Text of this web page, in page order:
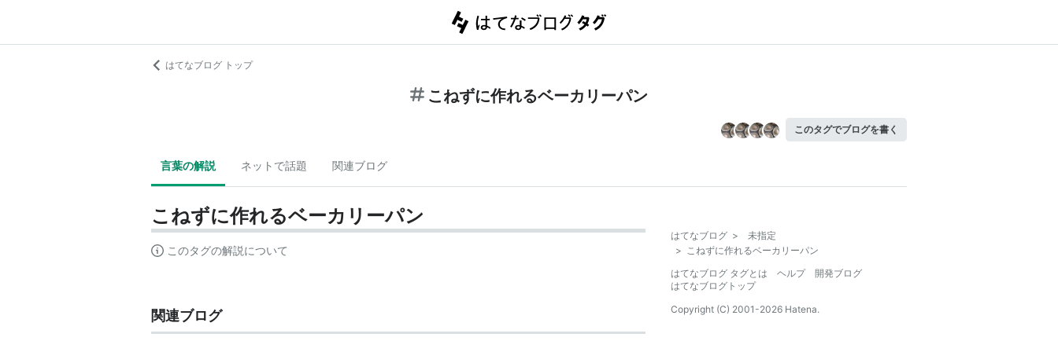
はてなブログ トップ
こねずに作れるベーカリーパン
このタグでブログを書く
言葉の解説 ネットで話題 関連ブログ
こねずに作れるベーカリーパン
このタグの解説について
関連ブログ
はてなブログ >
未指定
> こねずに作れるベーカリーパン
はてなブログ タグとは
ヘルプ
開発ブログ
はてなブログトップ
Copyright (C) 2001-2026 Hatena.